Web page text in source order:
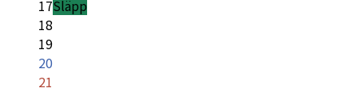
17Släpp
18
19
20
21